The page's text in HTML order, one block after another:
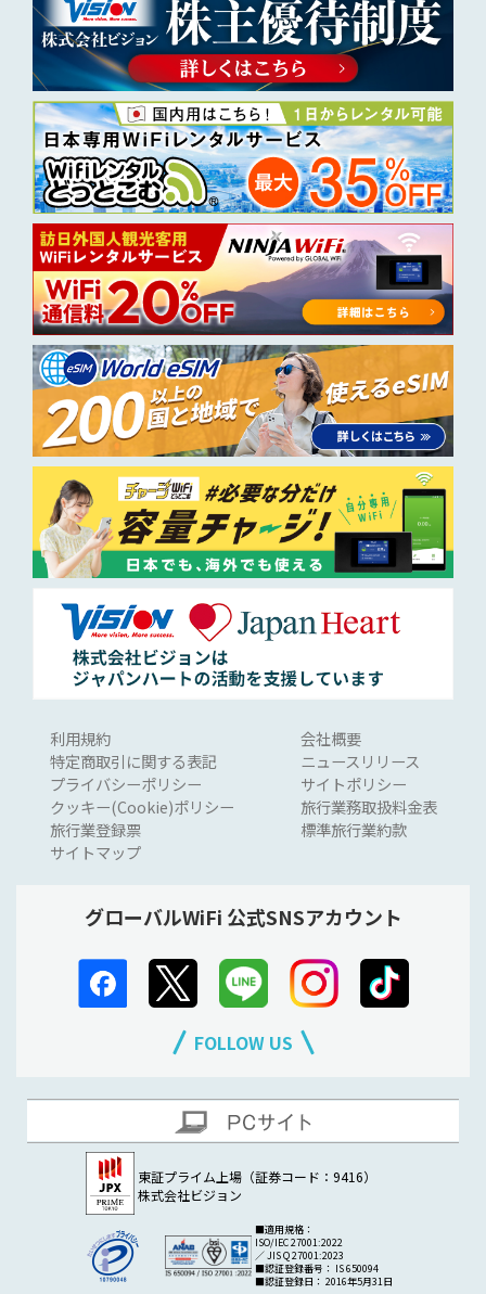
利用規約
特定商取引に関する表記
プライバシーポリシー
クッキー(Cookie)ポリシー
旅行業登録票
サイトマップ
会社概要
ニュースリリース
サイトポリシー
旅行業務取扱料金表
標準旅行業約款
グローバルWiFi 公式SNSアカウント
FOLLOW US
東証プライム上場（証券コード：9416）
株式会社ビジョン
■適用規格：
ISO/IEC 27001:2022
／ JIS Q 27001:2023
■認証登録番号： IS 650094
■認証登録日： 2016年5月31日